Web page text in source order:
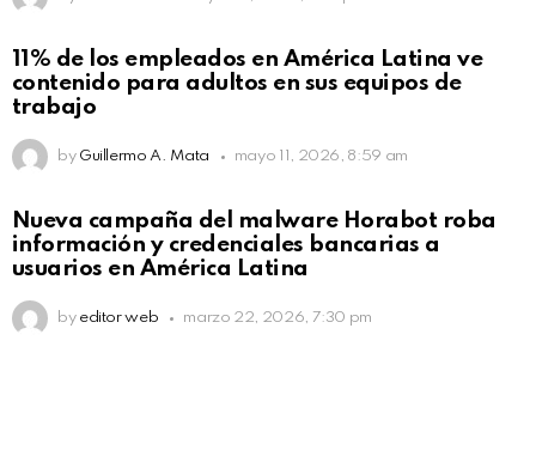
11% de los empleados en América Latina ve
contenido para adultos en sus equipos de
trabajo
by Guillermo A. Mata mayo 11, 2026, 8:59 am
Nueva campaña del malware Horabot roba
información y credenciales bancarias a
usuarios en América Latina
by editor web marzo 22, 2026, 7:30 pm